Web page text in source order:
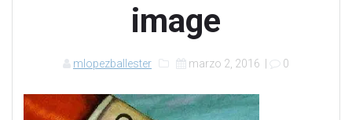
image
mlopezballester marzo 2, 2016 0